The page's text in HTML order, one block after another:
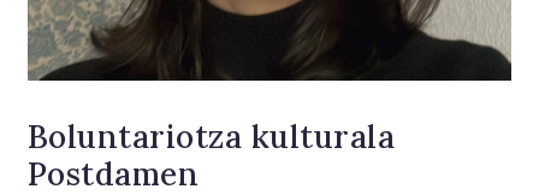
Boluntariotza kulturala
Postdamen